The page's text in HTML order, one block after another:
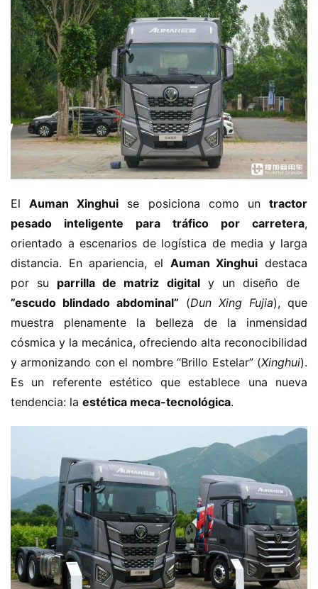
El ​​Auman Xinghui​ ​ se posiciona como un ​​tractor
pesado inteligente para tráfico por carretera​​,
orientado a escenarios de logística de media y larga
distancia. En apariencia, el ​ ​Auman Xinghui​ ​ destaca
por su ​ ​parrilla de matriz digital​​ y un diseño de ​
”escudo blindado abdominal”​ ​ (Dun Xing Fujia), que
muestra plenamente la belleza de la inmensidad
cósmica y la mecánica, ofreciendo alta reconocibilidad
y armonizando con el nombre “Brillo Estelar” (Xinghui).
Es un referente estético que establece una nueva
tendencia: la ​ ​estética meca-tecnológica​​.